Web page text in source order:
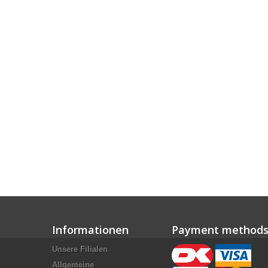
Informationen
Unsere Filialen
Allgemeine
Payment methods